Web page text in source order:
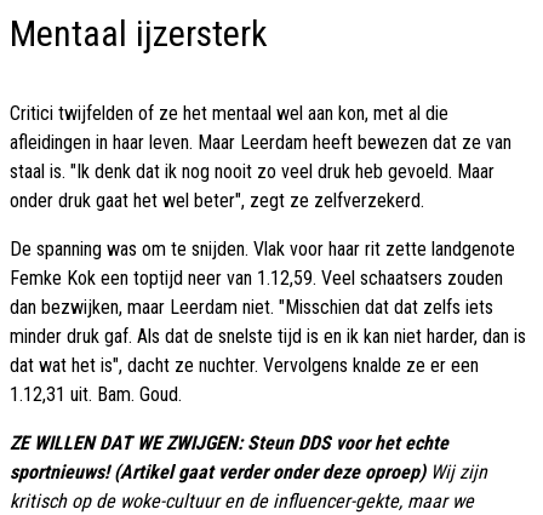
Mentaal ijzersterk
Critici twijfelden of ze het mentaal wel aan kon, met al die
afleidingen in haar leven. Maar Leerdam heeft bewezen dat ze van
staal is. "Ik denk dat ik nog nooit zo veel druk heb gevoeld. Maar
onder druk gaat het wel beter", zegt ze zelfverzekerd.
De spanning was om te snijden. Vlak voor haar rit zette landgenote
Femke Kok een toptijd neer van 1.12,59. Veel schaatsers zouden
dan bezwijken, maar Leerdam niet. "Misschien dat dat zelfs iets
minder druk gaf. Als dat de snelste tijd is en ik kan niet harder, dan is
dat wat het is", dacht ze nuchter. Vervolgens knalde ze er een
1.12,31 uit. Bam. Goud.
ZE WILLEN DAT WE ZWIJGEN: Steun DDS voor het echte
sportnieuws! (Artikel gaat verder onder deze oproep) Wij zijn
kritisch op de woke-cultuur en de influencer-gekte, maar we